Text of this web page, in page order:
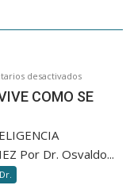
desactivadosen
NO
SE
COMO SE
Por Dr. Osvaldo...